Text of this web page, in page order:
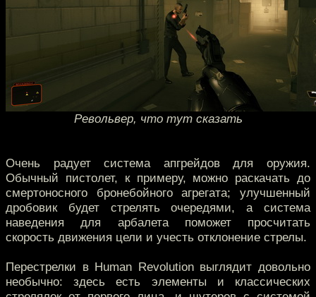
Револьвер, что тут сказать
Очень радует система апгрейдов для оружия.
Обычный пистолет, к примеру, можно раскачать до
смертоносного бронебойного агрегата; улучшенный
дробовик будет стрелять очередями, а система
наведения для арбалета поможет просчитать
скорость движения цели и учесть отклонение стрелы.
Перестрелки в Human Revolution выглядит довольно
необычно: здесь есть элементы и классических